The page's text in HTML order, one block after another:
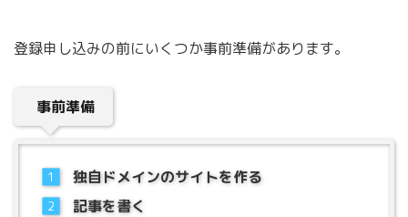
登録申し込みの前にいくつか事前準備があります。
事前準備
独自ドメインのサイトを作る
記事を書く